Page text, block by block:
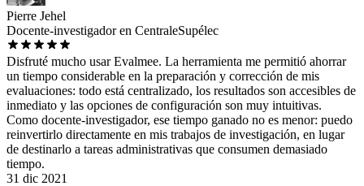
Pierre Jehel
Docente-investigador en CentraleSupélec
Disfruté mucho usar Evalmee. La herramienta me permitió ahorrar
un tiempo considerable en la preparación y corrección de mis
evaluaciones: todo está centralizado, los resultados son accesibles de
inmediato y las opciones de configuración son muy intuitivas.
Como docente-investigador, ese tiempo ganado no es menor: puedo
reinvertirlo directamente en mis trabajos de investigación, en lugar
de destinarlo a tareas administrativas que consumen demasiado
tiempo.
31 dic 2021